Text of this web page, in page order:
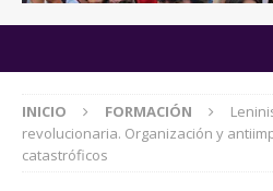
INICIO FORMACIÓN
revolucionaria. Organización y
catastróficos